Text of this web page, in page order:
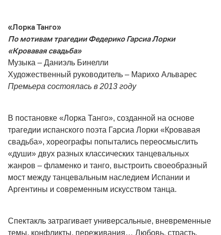
«Лорка Танго»
По мотивам трагедии Федерико Гарсиа Лорки
«Кровавая свадьба»
Музыка – Даниэль Бинелли
Художественный руководитель – Марихо Альварес
Премьера состоялась в 2013 году
В постановке «Лорка Танго», созданной на основе
трагедии испанского поэта Гарсиа Лорки «Кровавая
свадьба», хореографы попытались переосмыслить
«души» двух разных классических танцевальных
жанров – фламенко и танго, выстроить своеобразный
мост между танцевальным наследием Испании и
Аргентины и современным искусством танца.
Спектакль затрагивает универсальные, вневременные
темы, конфликты, переживания… Любовь, страсть,